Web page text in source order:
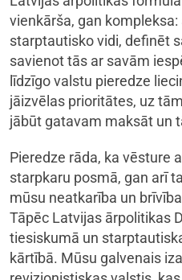
vienkārša, gan
starptautisko vidi, definēt
savienot tās ar savām
līdzīgo valstu pieredze
jāizvēlas prioritātes, uz
jābūt gatavam maksāt un
Pieredze rāda, ka vēsture
starpkaru posmā, gan arī
mūsu neatkarība un
Tāpēc Latvijas ārpolitikas
tiesiskumā un
kārtībā. Mūsu galvenais